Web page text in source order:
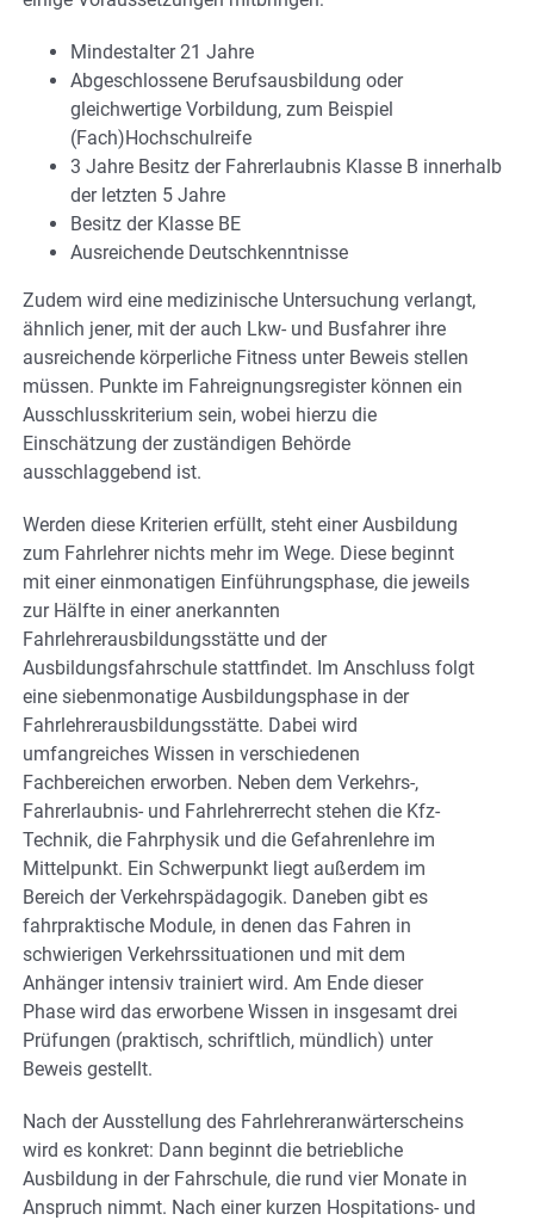
Mindestalter 21 Jahre
Abgeschlossene Berufsausbildung oder
gleichwertige Vorbildung, zum Beispiel
(Fach­)Hochschulreife
3 Jahre Besitz der Fahrerlaubnis Klasse B innerhalb
der letzten 5 Jahre
Besitz der Klasse BE
Ausreichende Deutschkenntnisse
Zudem wird eine medizinische Untersuchung verlangt,
ähnlich jener, mit der auch Lkw- und Busfahrer ihre
ausreichende körperliche Fitness unter Beweis stellen
müssen. Punkte im Fahreignungsregister können ein
Ausschlusskriterium sein, wobei hierzu die
Einschätzung der zuständigen Behörde
ausschlaggebend ist.
Werden diese Kriterien erfüllt, steht einer Ausbildung
zum Fahrlehrer nichts mehr im Wege. Diese beginnt
mit einer einmonatigen Einführungsphase, die jeweils
zur Hälfte in einer anerkannten
Fahrlehrerausbildungsstätte und der
Ausbildungsfahrschule stattfindet. Im Anschluss folgt
eine siebenmonatige Ausbildungsphase in der
Fahrlehrerausbildungsstätte. Dabei wird
umfangreiches Wissen in verschiedenen
Fachbereichen erworben. Neben dem Verkehrs-,
Fahrerlaubnis- und Fahrlehrerrecht stehen die Kfz-
Technik, die Fahrphysik und die Gefahrenlehre im
Mittelpunkt. Ein Schwerpunkt liegt außerdem im
Bereich der Verkehrspädagogik. Daneben gibt es
fahrpraktische Module, in denen das Fahren in
schwierigen Verkehrssituationen und mit dem
Anhänger intensiv trainiert wird. Am Ende dieser
Phase wird das erworbene Wissen in insgesamt drei
Prüfungen (praktisch, schriftlich, mündlich) unter
Beweis gestellt.
Nach der Ausstellung des Fahrlehreranwärterscheins
wird es konkret: Dann beginnt die betriebliche
Ausbildung in der Fahrschule, die rund vier Monate in
Anspruch nimmt. Nach einer kurzen Hospitations- und